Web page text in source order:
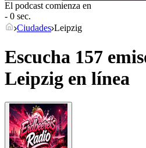
El podcast comienza en
- 0 sec.
Ciudades Leipzig
Escucha 157
Leipzig en línea